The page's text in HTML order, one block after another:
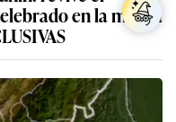
en la misma